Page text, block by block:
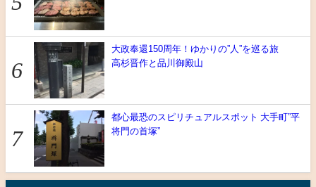
大政奉還150周年！ゆかりの”人”を巡る旅
高杉晋作と品川御殿山
都心最恐のスピリチュアルスポット 大手町”平
将門の首塚”